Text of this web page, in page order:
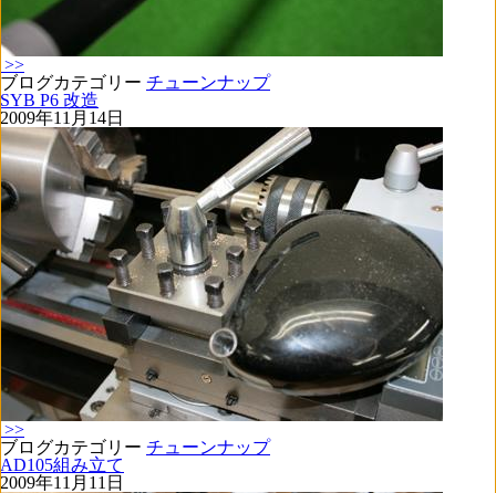
>>
ブログカテゴリー チューンナップ
SYB P6 改造
2009年11月14日
>>
ブログカテゴリー チューンナップ
AD105組み立て
2009年11月11日